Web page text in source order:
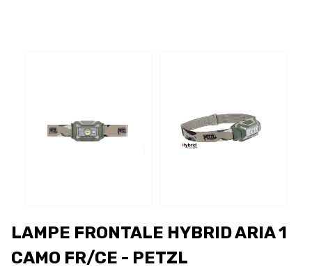
LAMPE FRONTALE HYBRID ARIA 1
CAMO FR/CE - PETZL